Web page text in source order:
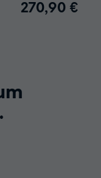
270,90 €
.